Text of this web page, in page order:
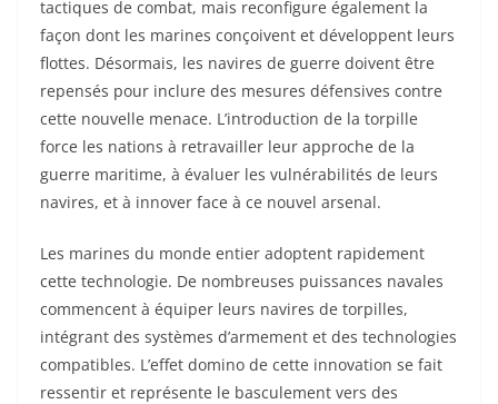
tactiques de combat, mais reconfigure également la
façon dont les marines conçoivent et développent leurs
flottes. Désormais, les navires de guerre doivent être
repensés pour inclure des mesures défensives contre
cette nouvelle menace. L’introduction de la torpille
force les nations à retravailler leur approche de la
guerre maritime, à évaluer les vulnérabilités de leurs
navires, et à innover face à ce nouvel arsenal.
Les marines du monde entier adoptent rapidement
cette technologie. De nombreuses puissances navales
commencent à équiper leurs navires de torpilles,
intégrant des systèmes d’armement et des technologies
compatibles. L’effet domino de cette innovation se fait
ressentir et représente le basculement vers des